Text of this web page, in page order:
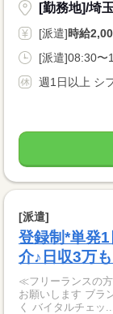
[勤務地]/埼
[派遣]時給
[派遣]08:30〜
週1日以上 シ
[派遣]
登録制*単発
介♪日収3万
≪フリーランスの
お願いします ブラ
く バイタルチェッ...